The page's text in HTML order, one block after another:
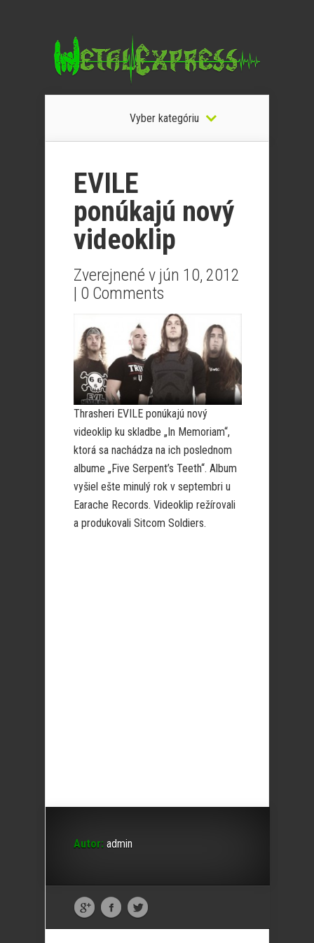
Vyber kategóriu
EVILE
ponúkajú nový
videoklip
Zverejnené v jún 10, 2012
| 0 Comments
Thrasheri EVILE ponúkajú nový
videoklip ku skladbe „In Memoriam“,
ktorá sa nachádza na ich poslednom
albume „Five Serpent’s Teeth“. Album
vyšiel ešte minulý rok v septembri u
Earache Records. Videoklip režírovali
a produkovali Sitcom Soldiers.
Autor: admin